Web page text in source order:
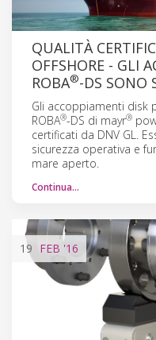
QUALITÀ
OFFSHORE - GLI
ROBA®-DS SONO
Gli accoppiamenti disk
ROBA®-DS di mayr®
certificati da DNV GL.
sicurezza operativa e
mare aperto.
Continua…
19 FEB '16